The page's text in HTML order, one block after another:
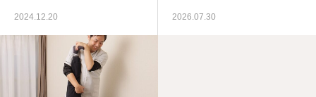
2024.12.20 2026.07.30